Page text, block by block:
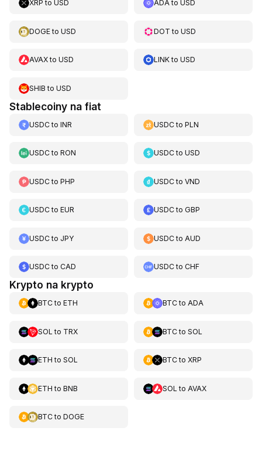
XRP to USD ADAtoUSD
DOGEto USD DOT toUSD
AVAXto USD LINKtoUSD
SHIB to USD
Stablecoiny na fiat
USDCto INR USDCtoPLN
USDCto RON USDCtoUSD
USDCto PHP USDCtoVND
USDCto EUR USDCtoGBP
USDCto JPY USDCto AUD
USDCto CAD USDCtoCHF
Krypto na krypto
BTCto ETH BTCto ADA
SOL to TRX BTCto SOL
ETH to SOL BTCto XRP
ETH to BNB SOL to AVAX
BTCto DOGE